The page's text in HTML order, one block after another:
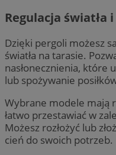
Regulacja światła
Dzięki pergoli możesz
światła na tarasie.
nasłonecznienia, które
lub spożywanie
Wybrane modele mają
łatwo przestawiać w
Możesz rozłożyć lub
cień do swoich potrzeb.